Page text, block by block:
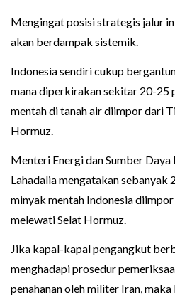
Mengingat posisi strategis jalur
akan berdampak sistemik.
Indonesia sendiri cukup
mana diperkirakan sekitar 20-25
mentah di tanah air diimpor dari
Hormuz.
Menteri Energi dan Sumber
Lahadalia mengatakan sebanyak
minyak mentah Indonesia
melewati Selat Hormuz.
Jika kapal-kapal pengangkut
menghadapi prosedur
penahanan oleh militer Iran,